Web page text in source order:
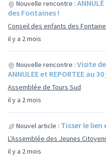
il y a 2 mois
Nouvelle rencontre :
des Fontaines !
Conseil des enfants des
il y a 2 mois
Nouvelle rencontre : Visite
ANNULEE et REPORTEE au
Assemblée de Tours Sud
il y a 2 mois
Nouvel article : Tisser le
L'Assemblée des Jeunes